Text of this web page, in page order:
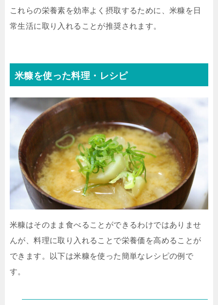
これらの栄養素を効率よく摂取するために、米糠を日
常生活に取り入れることが推奨されます。
米糠を使った料理・レシピ
米糠はそのまま食べることができるわけではありませ
んが、料理に取り入れることで栄養価を高めることが
できます。以下は米糠を使った簡単なレシピの例で
す。